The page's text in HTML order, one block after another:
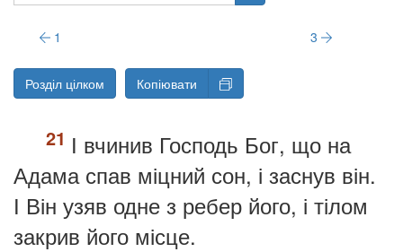
1 3
Розділ цілком Копіювати
І вчинив Господь Бог, що на
Адама спав міцний сон, і заснув він.
І Він узяв одне з ребер його, і тілом
закрив його місце.